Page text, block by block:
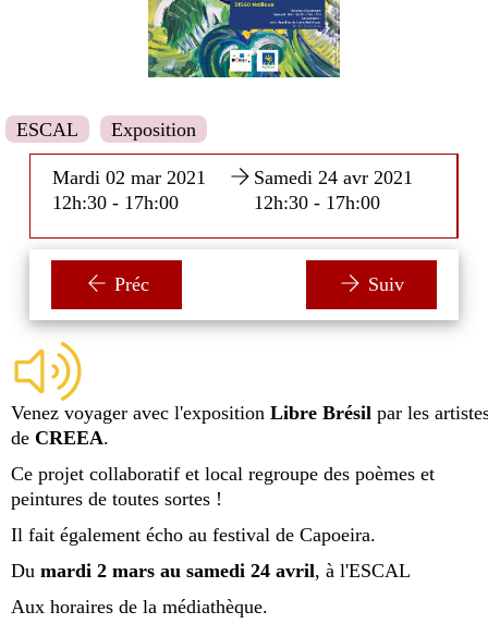
ESCAL Exposition
Mardi 02 mar 2021
12h:30 - 17h:00
Samedi 24 avr 2021
12h:30 - 17h:00
Préc Suiv
Venez voyager avec l'exposition Libre Brésil par les
de CREEA.
Ce projet collaboratif et local regroupe des poèmes et
peintures de toutes sortes !
Il fait également écho au festival de Capoeira.
Du mardi 2 mars au samedi 24 avril, à l'ESCAL
Aux horaires de la médiathèque.